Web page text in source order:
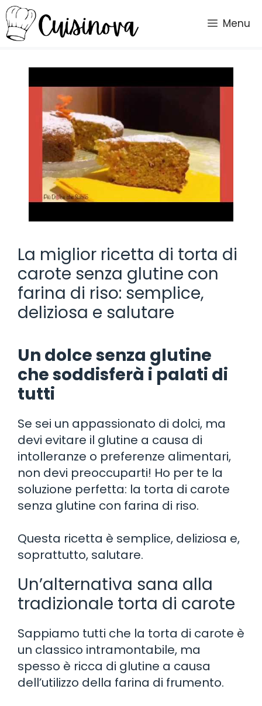
Vai
al
contenuto
Menu
La miglior ricetta di torta di
carote senza glutine con
farina di riso: semplice,
deliziosa e salutare
Un dolce senza glutine
che soddisferà i palati di
tutti
Se sei un appassionato di dolci, ma
devi evitare il glutine a causa di
intolleranze o preferenze alimentari,
non devi preoccuparti! Ho per te la
soluzione perfetta: la torta di carote
senza glutine con farina di riso.
Questa ricetta è semplice, deliziosa e,
soprattutto, salutare.
Un’alternativa sana alla
tradizionale torta di carote
Sappiamo tutti che la torta di carote è
un classico intramontabile, ma
spesso è ricca di glutine a causa
dell’utilizzo della farina di frumento.